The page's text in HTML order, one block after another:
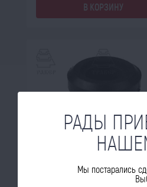
В КОРЗИНУ
ПОД ЗАКАЗ
РАДЫ
Мы постарались